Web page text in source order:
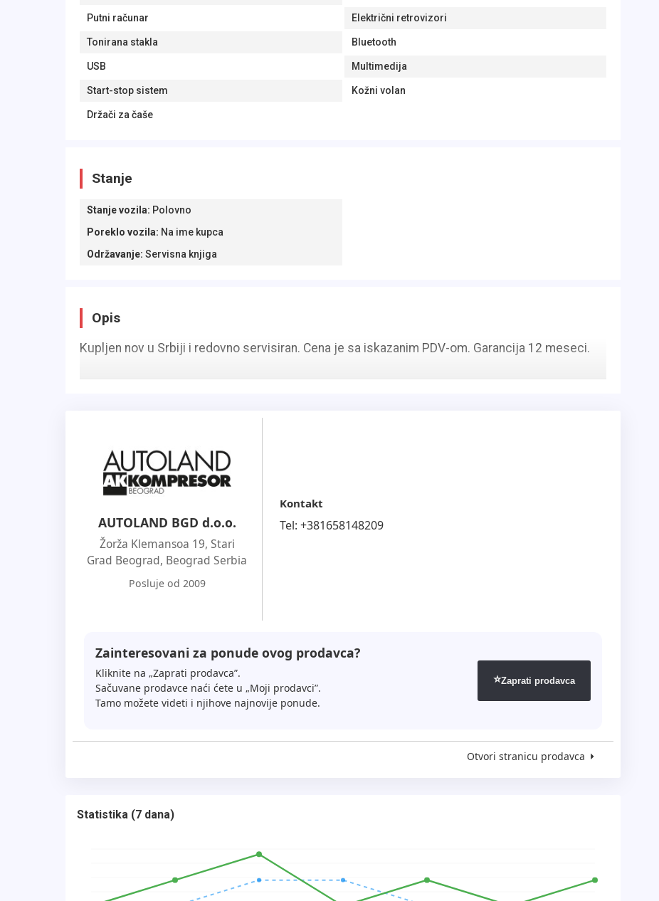
Putni računar Električni retrovizori
Tonirana stakla Bluetooth
USB Multimedija
Start-stop sistem Kožni volan
Držači za čaše
Stanje
Stanje vozila: Polovno
Poreklo vozila: Na ime kupca
Održavanje: Servisna knjiga
Opis
Kupljen nov u Srbiji i redovno servisiran. Cena je sa iskazanim PDV-om. Garancija 12 meseci.
AUTOLAND BGD d.o.o.
Žorža Klemansoa 19, Stari
Grad Beograd, Beograd Serbia
Posluje od 2009
Kontakt
Tel: +381658148209
Zainteresovani za ponude ovog prodavca?
Kliknite na „Zaprati prodavca”.
Sačuvane prodavce naći ćete u „Moji prodavci”.
Tamo možete videti i njihove najnovije ponude.
⭐Zaprati prodavca
Otvori stranicu prodavca
Statistika (7 dana)